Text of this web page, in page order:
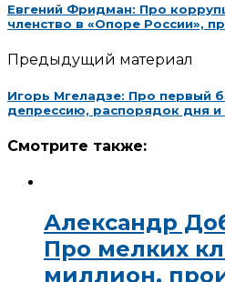
Евгений Фридман: Про
членство в «Опоре России»,
Предыдущий материал
Игорь Мгеладзе: Про первый
депрессию, распорядок дня и
Смотрите также:
Александр
Про мелких
миллион,